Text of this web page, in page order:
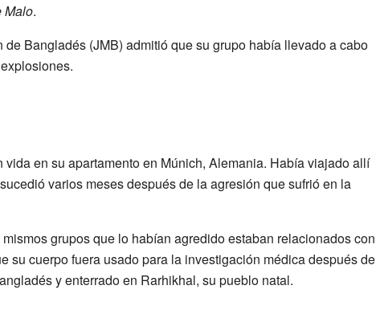
Malo.
Bangladés (JMB) admitió que su grupo había llevado a cabo
en su apartamento en Múnich, Alemania. Había viajado allí
varios meses después de la agresión que sufrió en la
grupos que lo habían agredido estaban relacionados con
su cuerpo fuera usado para la investigación médica después de
y enterrado en Rarhikhal, su pueblo natal.